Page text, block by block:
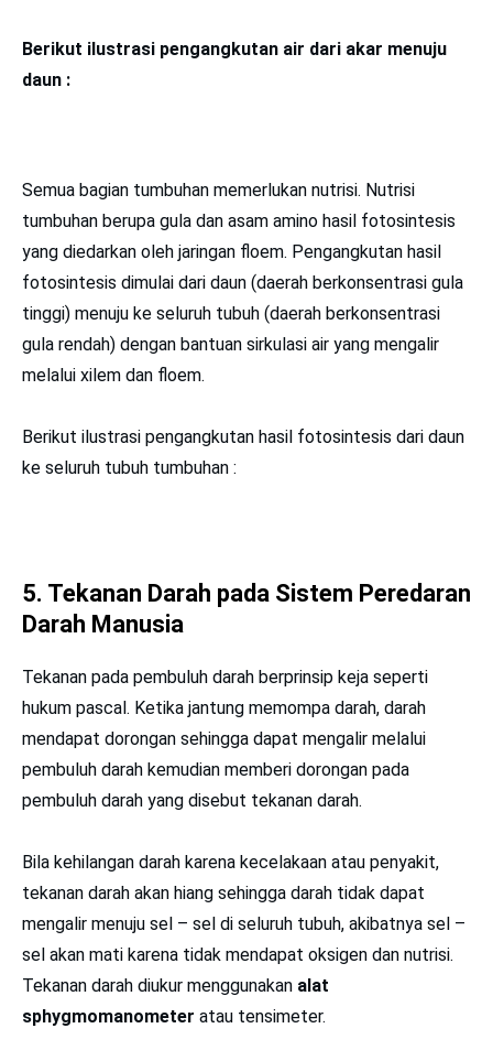
Berikut ilustrasi pengangkutan air dari akar menuju
daun :
Semua bagian tumbuhan memerlukan nutrisi. Nutrisi
tumbuhan berupa gula dan asam amino hasil fotosintesis
yang diedarkan oleh jaringan floem. Pengangkutan hasil
fotosintesis dimulai dari daun (daerah berkonsentrasi gula
tinggi) menuju ke seluruh tubuh (daerah berkonsentrasi
gula rendah) dengan bantuan sirkulasi air yang mengalir
melalui xilem dan floem.
Berikut ilustrasi pengangkutan hasil fotosintesis dari daun
ke seluruh tubuh tumbuhan :
5. Tekanan Darah pada Sistem Peredaran
Darah Manusia
Tekanan pada pembuluh darah berprinsip keja seperti
hukum pascal. Ketika jantung memompa darah, darah
mendapat dorongan sehingga dapat mengalir melalui
pembuluh darah kemudian memberi dorongan pada
pembuluh darah yang disebut tekanan darah.
Bila kehilangan darah karena kecelakaan atau penyakit,
tekanan darah akan hiang sehingga darah tidak dapat
mengalir menuju sel – sel di seluruh tubuh, akibatnya sel –
sel akan mati karena tidak mendapat oksigen dan nutrisi.
Tekanan darah diukur menggunakan alat
sphygmomanometer atau tensimeter.